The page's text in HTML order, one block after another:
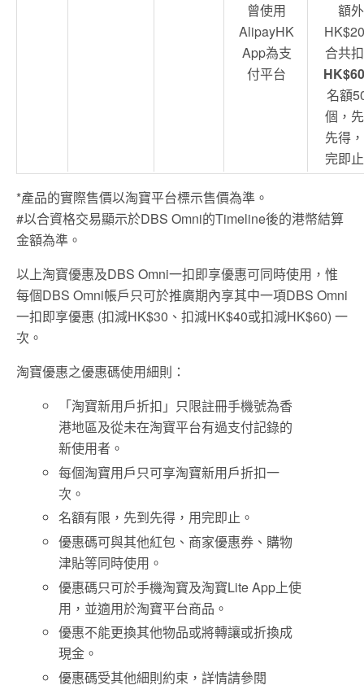
曾使用
AlipayHK
App為支
付平台
額外
合共
HK$60
名額
個，
先得
完即
*產品的實際售價以淘寶平台標示售價為準。
#以合資格交易顯示於DBS Omni的Timeline後的港幣結算
金額為準。
以上淘寶優惠及DBS Omni一扣即享優惠可同時使用，惟
每個DBS Omni帳戶只可於推廣期內享其中一項DBS Omni
一扣即享優惠 (扣減HK$30、扣減HK$40或扣減HK$60) 一
次。
淘寶優惠之優惠碼使用細則：
「淘寶新用戶折扣」只限註冊手機號為香
港地區及從未在淘寶平台有過支付記錄的
新使用者。
每個淘寶用戶只可享淘寶新用戶折扣一
次。
名額有限，先到先得，用完即止。
優惠碼可與其他紅包、商家優惠券、購物
津貼等同時使用。
優惠碼只可於手機淘寶及淘寶Lite App上使
用，並適用於淘寶平台商品。
優惠不能更換其他物品或將轉讓或折換成
現金。
優惠碼受其他細則約束，詳情請參閱